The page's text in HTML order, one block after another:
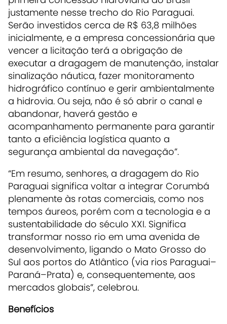
justamente nesse trecho do Rio Paraguai.
Serão investidos cerca de R$ 63,8 milhões
inicialmente, e a empresa concessionária que
vencer a licitação terá a obrigação de
executar a dragagem de manutenção, instalar
sinalização náutica, fazer monitoramento
hidrográfico contínuo e gerir ambientalmente
a hidrovia. Ou seja, não é só abrir o canal e
abandonar, haverá gestão e
acompanhamento permanente para garantir
tanto a eficiência logística quanto a
segurança ambiental da navegação”.
“Em resumo, senhores, a dragagem do Rio
Paraguai significa voltar a integrar Corumbá
plenamente às rotas comerciais, como nos
tempos áureos, porém com a tecnologia e a
sustentabilidade do século XXI. Significa
transformar nosso rio em uma avenida de
desenvolvimento, ligando o Mato Grosso do
Sul aos portos do Atlântico (via rios Paraguai–
Paraná–Prata) e, consequentemente, aos
mercados globais”, celebrou.
Benefícios